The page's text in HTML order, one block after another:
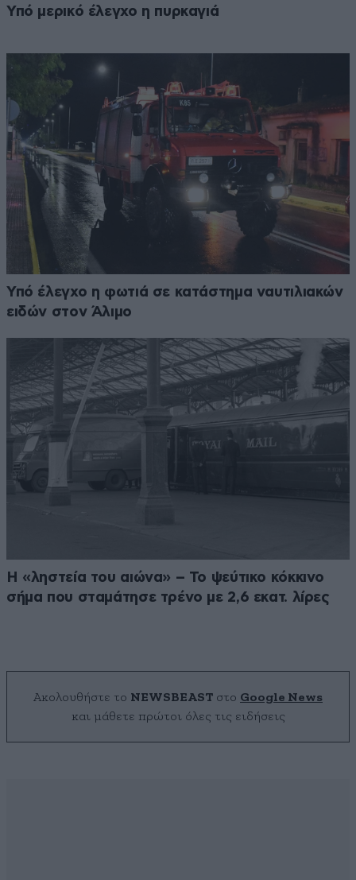
Υπό μερικό έλεγχο η πυρκαγιά
Υπό έλεγχο η φωτιά σε κατάστημα ναυτιλιακών
ειδών στον Άλιμο
Η «ληστεία του αιώνα» – Το ψεύτικο κόκκινο
σήμα που σταμάτησε τρένο με 2,6 εκατ. λίρες
Ακολουθήστε το NEWSBEAST στο Google News
και μάθετε πρώτοι όλες τις ειδήσεις